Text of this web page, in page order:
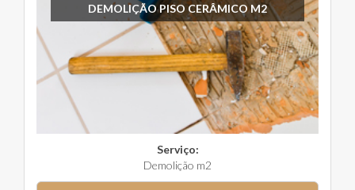
DEMOLIÇÃO PISO CERÂMICO M2
Serviço:
Demolição m2